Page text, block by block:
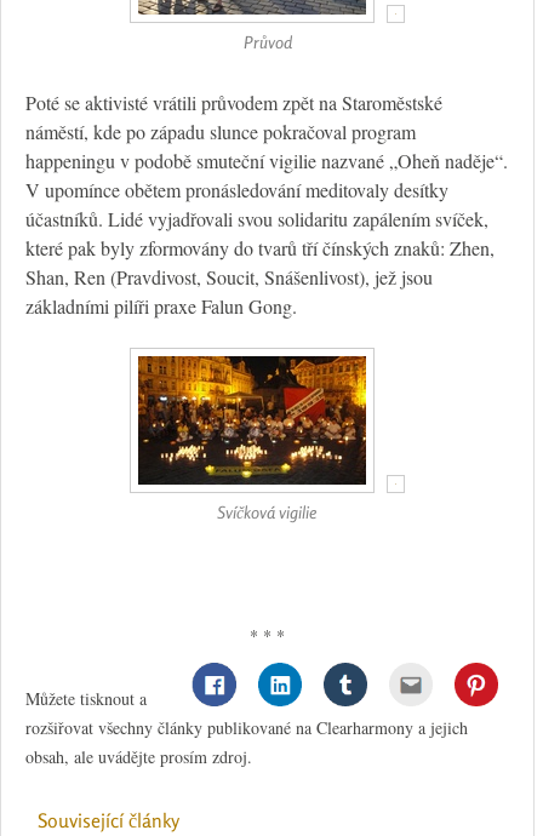
Průvod
Poté se aktivisté vrátili průvodem zpět na Staroměstské
náměstí, kde po západu slunce pokračoval program
happeningu v podobě smuteční vigilie nazvané „Oheň naděje“.
V upomínce obětem pronásledování meditovaly desítky
účastníků. Lidé vyjadřovali svou solidaritu zapálením svíček,
které pak byly zformovány do tvarů tří čínských znaků: Zhen,
Shan, Ren (Pravdivost, Soucit, Snášenlivost), jež jsou
základními pilíři praxe Falun Gong.
Svíčková vigilie
* * *
Můžete tisknout a
rozšiřovat všechny články publikované na Clearharmony a jejich
obsah, ale uvádějte prosím zdroj.
Související články